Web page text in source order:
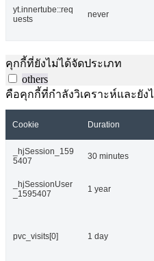
yt.innertube::req
uests
never
คุกกี้ที่ยังไม่ได้จัดประเภท
others
คือคุกกี้ที่กำลังวิเคราะห์และยัง
Cookie Duration
_hjSession_159
5407
30 minutes
_hjSessionUser
_1595407
1 year
pvc_visits[0] 1 day